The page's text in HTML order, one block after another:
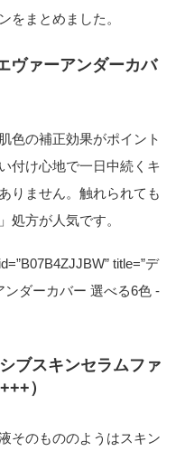
をまとめました。
ヴァーアンダーカバ
色の補正効果がポイント
付け心地で一日中続くキ
りません。触れられても
処方が人気です。
title=”デ
ンダーカバー 選べる6色 -
ブスキンセラムファ
）
そのもののようはスキン